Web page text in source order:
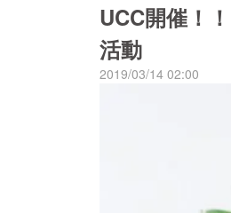
UCC開催！
活動
2019/03/14 02:00